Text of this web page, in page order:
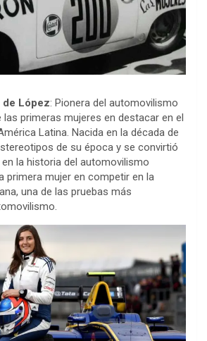
de López: Pionera del automovilismo
las primeras mujeres en destacar en el
Latina. Nacida en la década de
de su época y se convirtió
la historia del automovilismo
primera mujer en competir en la
una de las pruebas más